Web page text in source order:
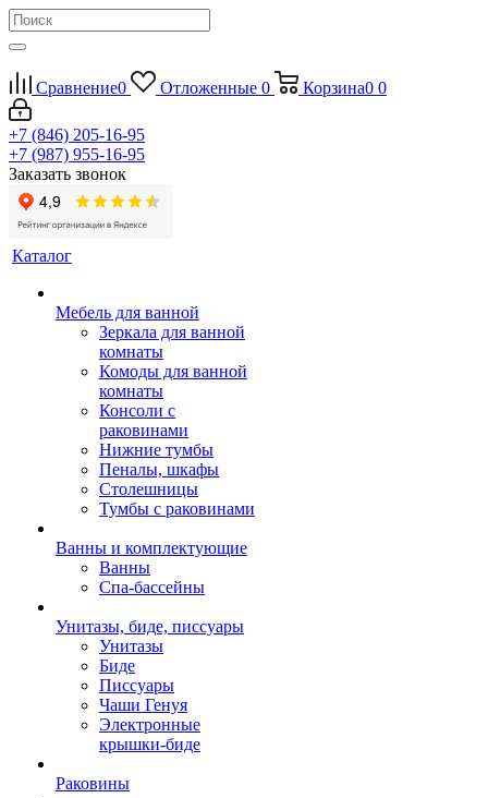
Сравнение0 Отложенные 0 Корзина0 0
+7 (846) 205-16-95
+7 (987) 955-16-95
Заказать звонок
Каталог
Мебель для ванной
Зеркала для ванной
комнаты
Комоды для ванной
комнаты
Консоли с
раковинами
Нижние тумбы
Пеналы, шкафы
Столешницы
Тумбы с раковинами
Ванны и комплектующие
Ванны
Спа-бассейны
Унитазы, биде, писсуары
Унитазы
Биде
Писсуары
Чаши Генуя
Электронные
крышки-биде
Раковины